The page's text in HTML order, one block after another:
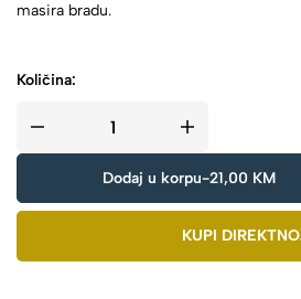
masira bradu.
Količina:
Dodaj u korpu-21,00 KM
KUPI DIREKTNO